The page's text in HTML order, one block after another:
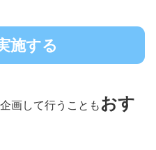
施する
画して行うこともおす